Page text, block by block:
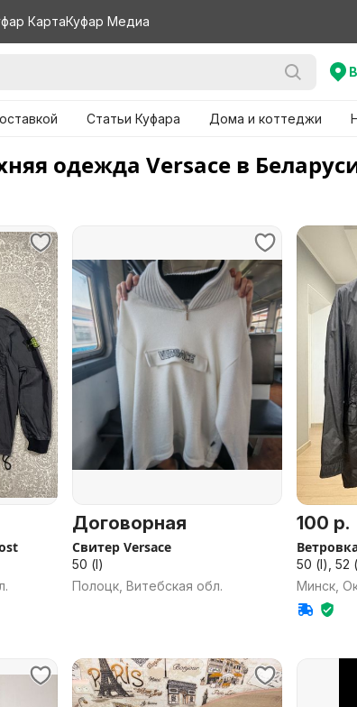
КартаКуфар Медиа
Статьи Куфара Дома и коттеджи
одежда Versace в
Договорная
Свитер Versace
50 (l)
Полоцк, Витебская обл.
100 р.
50 (l), 52
Минск,